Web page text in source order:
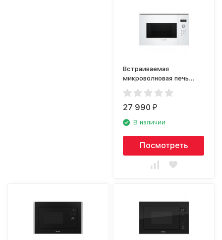
Встраиваемая
микроволновая печь
Bosch BFL524MW0
27 990₽
В наличии
Посмотреть